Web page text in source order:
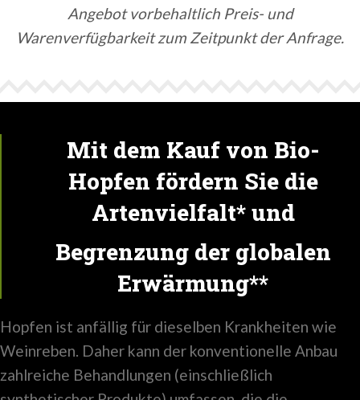
Angebot vorbehaltlich Preis- und
Warenverfügbarkeit zum Zeitpunkt der Anfrage.
Mit dem Kauf von Bio-
Hopfen fördern Sie die
Artenvielfalt* und
Begrenzung der globalen
Erwärmung**
Hopfen ist anfällig für dieselben Krankheiten wie
Weinreben. Daher kann der konventionelle Anbau
zahlreiche Behandlungen (einschließlich